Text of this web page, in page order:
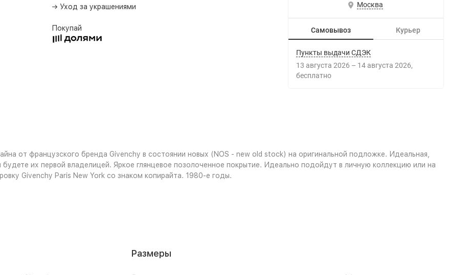
→ Уход за украшениями
Покупай
Москва
Самовывоз Курьер
Пункты выдачи СДЭК
13 августа 2026 – 14 августа 2026
Бесплатно
от французского бренда Givenchy в состоянии новых (NOS - new old stock) на оригинальной подложке. Идеальная,
их первой владелицей. Яркое глянцевое позолоченное покрытие. Идеально подойдут в личную коллекцию или на
Givenchy Paris New York со знаком копирайта. 1980-е годы.
Размеры